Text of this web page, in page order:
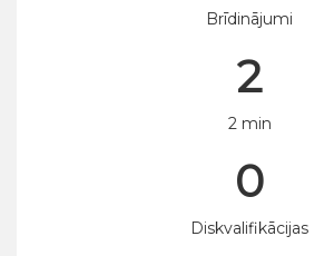
Brīdinājumi
2
2 min
0
Diskvalifikācijas